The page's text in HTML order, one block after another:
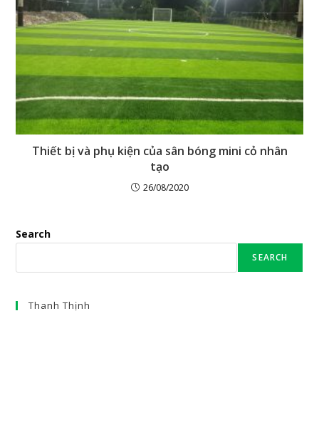
Thiết bị và phụ kiện của sân bóng mini cỏ nhân
tạo
26/08/2020
Search
SEARCH
Thanh Thịnh